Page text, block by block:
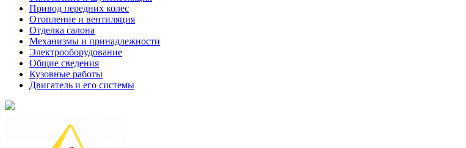
Привод передних колес
Отопление и вентиляция
Отделка салона
Механизмы и принадлежности
Электрооборудование
Общие сведения
Кузовные работы
Двигатель и его системы